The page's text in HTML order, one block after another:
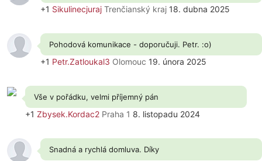
+1 Sikulinecjuraj Trenčianský kraj 18. dubna 2025
Pohodová komunikace - doporučuji. Petr. :o)
+1 Petr.Zatloukal3 Olomouc 19. února 2025
Vše v pořádku, velmi příjemný pán
+1 Zbysek.Kordac2 Praha 1 8. listopadu 2024
Snadná a rychlá domluva. Díky